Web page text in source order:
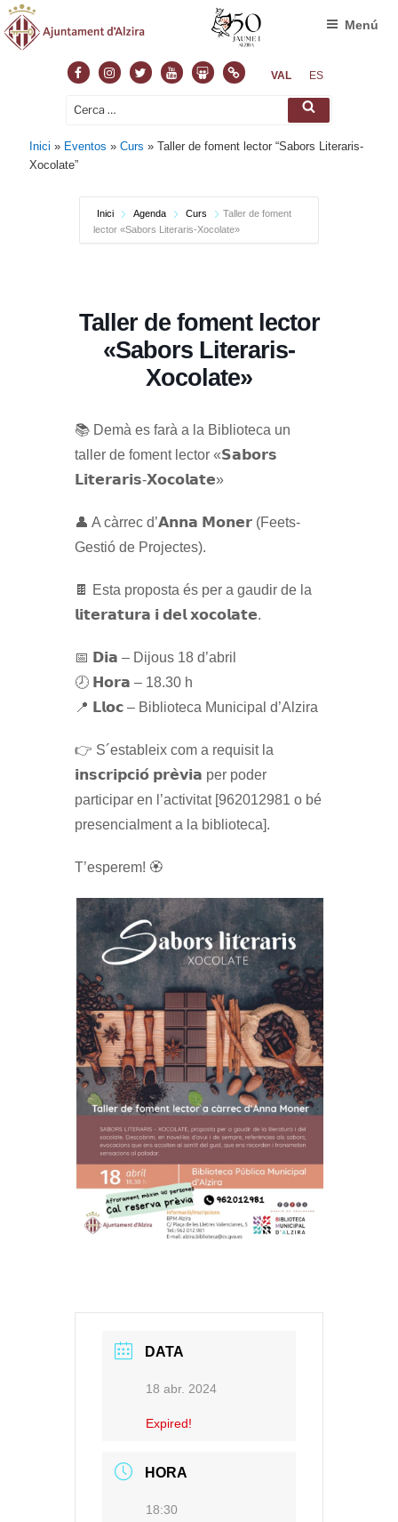
FacebookInstagram
TwitterYoutubeSlideshare
NormasVAL ES
Cerca: Cerca
Menú
Inici » Eventos »Curs »Taller de foment lector “Sabors Literaris-
Xocolate”
Inici Agenda Curs
Taller de foment
lector «Sabors Literaris-Xocolate»
Taller de foment lector
«Sabors Literaris-
Xocolate»
📚 Demà es farà a la Biblioteca un
taller de foment lector «𝗦𝗮𝗯𝗼𝗿𝘀
𝗟𝗶𝘁𝗲𝗿𝗮𝗿𝗶𝘀-𝗫𝗼𝗰𝗼𝗹𝗮𝘁𝗲»
👤 A càrrec d’𝗔𝗻𝗻𝗮 𝗠𝗼𝗻𝗲𝗿 (Feets-
Gestió de Projectes).
🍫 Esta proposta és per a gaudir de la
𝗹𝗶𝘁𝗲𝗿𝗮𝘁𝘂𝗿𝗮 𝗶 𝗱𝗲𝗹 𝘅𝗼𝗰𝗼𝗹𝗮𝘁𝗲.
📅 𝗗𝗶𝗮 – Dijous 18 d’abril
🕗 𝗛𝗼𝗿𝗮 – 18.30 h
📍 𝗟𝗹𝗼𝗰 – Biblioteca Municipal d’Alzira
👉 S´estableix com a requisit la
𝗶𝗻𝘀𝗰𝗿𝗶𝗽𝗰𝗶𝗼́ 𝗽𝗿𝗲̀𝘃𝗶𝗮 per poder
participar en l’activitat [962012981 o bé
presencialment a la biblioteca].
T’esperem! 🏵
DATA
18 abr. 2024
Expired!
HORA
18:30